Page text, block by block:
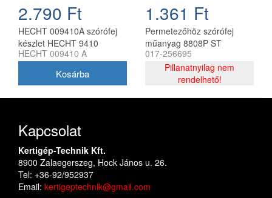
2.790 Ft
HECHT 009410A szórófej
készlet HECHT 9410
permetezőhöz
HECHT 009410 A
1.361 Ft
Permetezőhöz szórófej
műanyag 8808P ST
017-256695
Pillanatnyilag nem
rendelhető!
Kapcsolat
Kertigép-Technik Kft.
8900 Zalaegerszeg, Hock János u. 26.
Tel: +36-92/952937
Email: kertigeptechnik@gmail.com